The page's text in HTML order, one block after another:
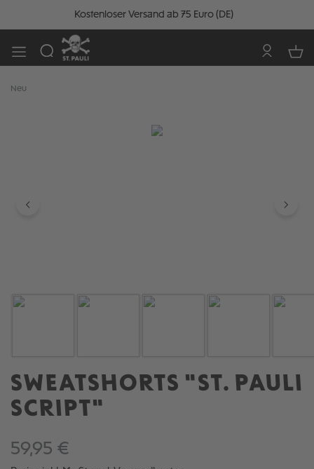
Kostenloser Versand ab 75 Euro (DE)
Neu
SWEATSHORTS "ST. PAULI
SCRIPT"
59,95 €